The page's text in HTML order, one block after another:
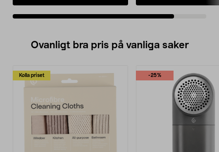
Ovanligt bra pris på vanliga saker
Kolla priset -25%